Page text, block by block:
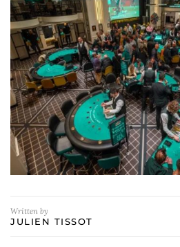
Written by
JULIEN TISSOT